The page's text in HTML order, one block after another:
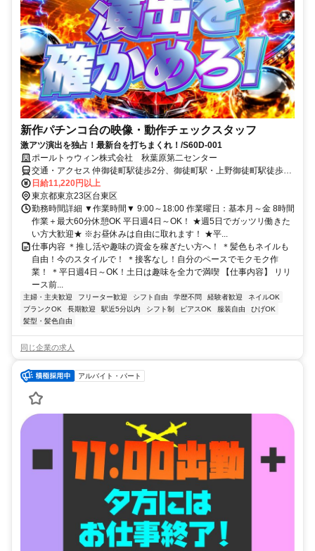
新作パチンコ台の映像・動作チェックスタッフ
激アツ演出を独占！最新台を打ちまくれ！/S60D-001
ポールトゥウィン株式会社 秋葉原第二センター
交通・アクセス 仲御徒町駅徒歩2分、御徒町駅・上野御徒町駅徒歩3
分
日給11,220円以上
東京都東京23区台東区
勤務時間詳細 ▼作業時間▼ 9:00～18:00 作業曜日：基本月～金 8時間
作業＋最大60分休憩OK 平日週4日～OK！ ★週5日でガッツリ働きた
い方大歓迎★ ※お昼休みは自由に取れます！ ★平...
仕事内容 ＊推し活や趣味の資金を稼ぎたい方へ！ ＊髪色もネイルも
自由！今のスタイルで！ ＊接客なし！自分のペースでモクモク作
業！ ＊平日週4日～OK！土日は趣味を全力で満喫 【仕事内容】 リリ
ース前...
主婦・主夫歓迎 フリーター歓迎 シフト自由 学歴不問 経験者歓迎
ネイルOK
ブランクOK
長期歓迎 駅近5分以内 シフト制 ピアスOK 服装自由
ひげOK
髪型・髪色自由
同じ企業の求人
アルバイト・パート